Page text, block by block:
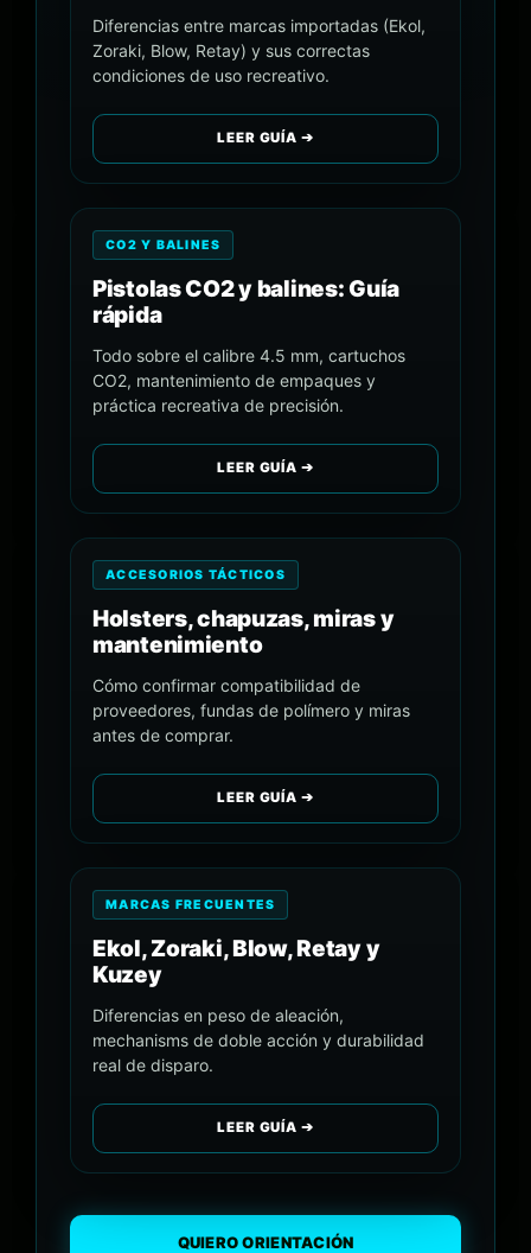
Diferencias entre marcas importadas (Ekol,
Zoraki, Blow, Retay) y sus correctas
condiciones de uso recreativo.
LEER GUÍA ➔
CO2 Y BALINES
Pistolas CO2 y balines: Guía
rápida
Todo sobre el calibre 4.5 mm, cartuchos
CO2, mantenimiento de empaques y
práctica recreativa de precisión.
LEER GUÍA ➔
ACCESORIOS TÁCTICOS
Holsters, chapuzas, miras y
mantenimiento
Cómo confirmar compatibilidad de
proveedores, fundas de polímero y miras
antes de comprar.
LEER GUÍA ➔
MARCAS FRECUENTES
Ekol, Zoraki, Blow, Retay y
Kuzey
Diferencias en peso de aleación,
mechanisms de doble acción y durabilidad
real de disparo.
LEER GUÍA ➔
QUIERO ORIENTACIÓN